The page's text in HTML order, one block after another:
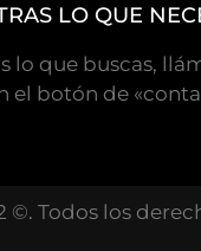
LO QUE
lo que buscas,
el botón de
©. Todos los